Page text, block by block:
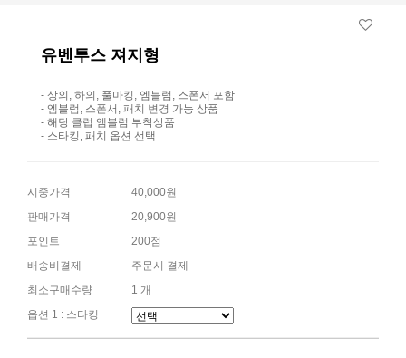
유벤투스 져지형
- 상의, 하의, 풀마킹, 엠블럼, 스폰서 포함
- 엠블럼, 스폰서, 패치 변경 가능 상품
- 해당 클럽 엠블럼 부착상품
- 스타킹, 패치 옵션 선택
시중가격
40,000원
판매가격
20,900원
포인트
200점
배송비결제
주문시 결제
최소구매수량
1 개
옵션 1 : 스타킹